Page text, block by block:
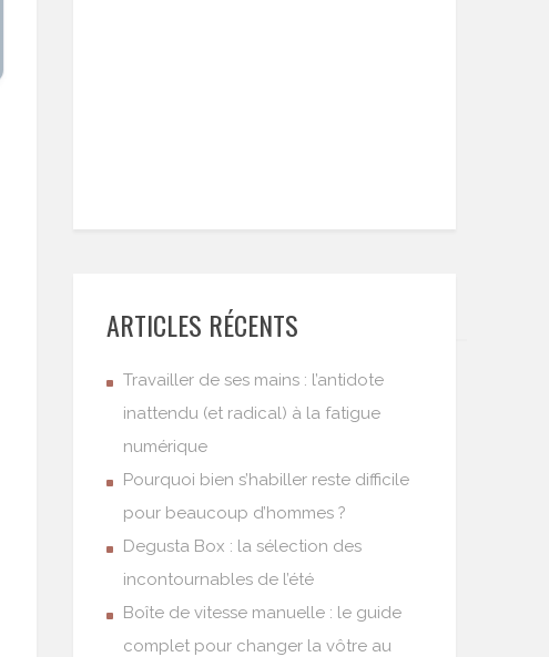
ARTICLES RÉCENTS
Travailler de ses mains : l’antidote
inattendu (et radical) à la fatigue
numérique
Pourquoi bien s’habiller reste difficile
pour beaucoup d’hommes ?
Degusta Box : la sélection des
incontournables de l’été
Boîte de vitesse manuelle : le guide
complet pour changer la vôtre au